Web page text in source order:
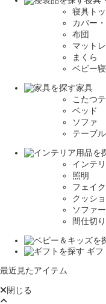
寝具ト
カバー
布団
マット
まくら
ベビー
家具
こたつ
ベッド
ソファ
テーブ
インテ
照明
フェイ
クッシ
ソファ
間仕切り
ギフ
最近見たアイテム
閉じる